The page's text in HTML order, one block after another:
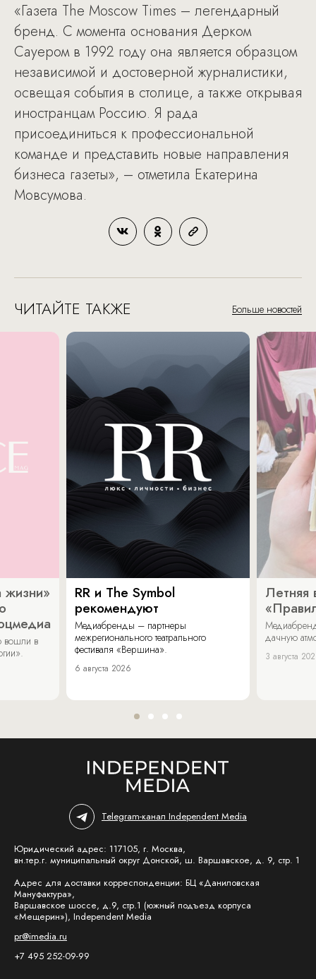
«Газета The Moscow Times – легендарный
бренд. С момента основания Дерком
Сауером в 1992 году она является образцом
независимой и достоверной журналистики,
освещая события в столице, а также открывая
иностранцам Россию. Я рада
присоединиться к профессиональной
команде и представить новые направления
бизнеса газеты», – отметила Екатерина
Мовсумова.
ЧИТАЙТЕ ТАКЖЕ Больше новостей
жизни»
вошли в
RR и The Symbol
рекомендуют
Медиабренды – партнеры
межрегионального театрального
фестиваля «Вершина».
6 августа 2026
Летняя
дачную
3 августа
Telegram-канал Independent Media
Юридический адрес: 117105, г. Москва,
вн.тер.г. муниципальный округ Донской, ш. Варшавское, д. 9, стр. 1
Адрес для доставки корреспонденции: БЦ «Даниловская
Мануфактура»,
Варшавское шоссе, д.9, стр.1 (южный подъезд корпуса
«Мещерин»), Independent Media
pr@imedia.ru
+7 495 252-09-99